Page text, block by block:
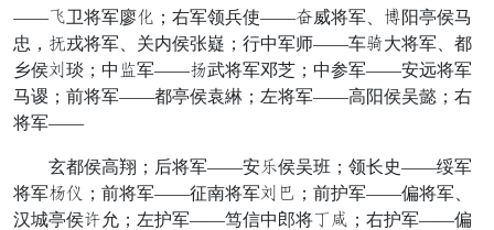
——游卫将军廖感；右军领兵使——严威将军、遣阳亭侯马
忠，执戎将军、关内侯张嶷；行中军师——车艰大将军、都
乡侯削琰；中要军——召武将军邓芝；中参军——安远将军
马谡；前将军——都亭侯袁綝；左将军——高阳侯吴懿；右
将军——
玄都侯高翔；后将军——安结侯吴班；领长史——绥军
将军恩医；前将军——征南将军削民；前护军——偏将军、
汉城亭侯代允；左护军——笃信中郎将和唤；右护军——偏